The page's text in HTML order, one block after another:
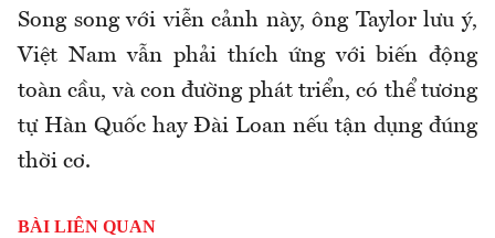
Song song với viễn cảnh này, ông Taylor lưu ý,
Việt Nam vẫn phải thích ứng với biến động
toàn cầu, và con đường phát triển, có thể tương
tự Hàn Quốc hay Đài Loan nếu tận dụng đúng
thời cơ.
BÀI LIÊN QUAN